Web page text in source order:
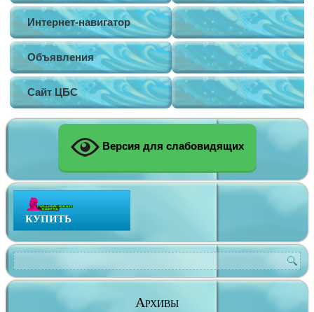
Интернет-навигатор
Объявления
Сайт ЦБС
Версия для слабовидящих
КУПИТЬ
Архивы